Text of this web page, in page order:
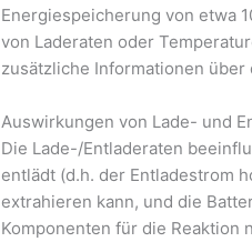
Energiespeicherung von etwa
von Laderaten oder
zusätzliche Informationen über
Auswirkungen von Lade- und
Die Lade-/Entladeraten
entlädt (d.h. der Entladestrom
extrahieren kann, und die
Komponenten für die